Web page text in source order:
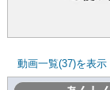
動画一覧(37)を表示